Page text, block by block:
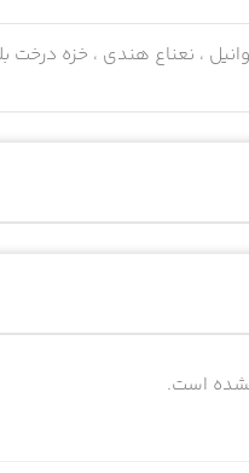
وانیل ، نعناع هندی ، خزه
است.